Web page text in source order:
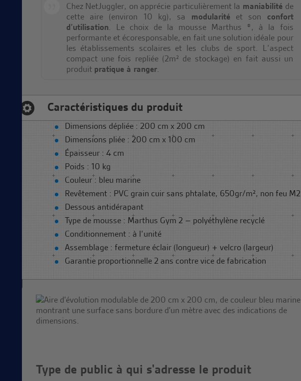
Chez NetJuggler, on apprécie particulièrement la maniabilitéde
cette aire (environ 10 kg), sa modularitéet son confort
d’utilisation. Le choix de la mousse Marthus ®, à la fois
performante et écoresponsable, en fait une solution idéale pour
les établissements scolaires et les clubs de sport. L’aspect
compact une fois repliée (2m² de stockage) en fait aussi un
produit pratique à ranger.
Caractéristiques du produit
Dimensions dépliée : 200 cm x 200 cm
Dimensions pliée : 200 cm x 100 cm
Épaisseur : 4 cm
Poids : 10 kg
Couleur : bleu marine
Revêtement : PVC grain cuir sans phtalate, 650gr/m², non feu M2
Dessous antidérapant
Type de mousse : Marthus Gym 2 – polyéthylène recyclé
Conditionnement : à l’unité
Assemblage : fermeture éclair (longueur) + velcro (largeur)
Garantie proportionnelle 2 ans contre vice de fabrication
Type de public à qui s'adresse le produit